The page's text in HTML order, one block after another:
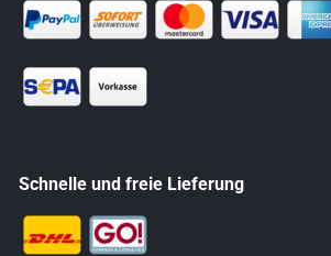
Schnelle und freie Lieferung